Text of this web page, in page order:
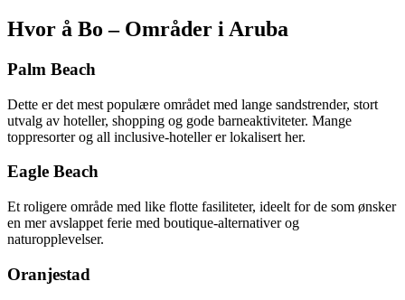
Hvor å Bo – Områder i Aruba
Palm Beach
Dette er det mest populære området med lange sandstrender, stort
utvalg av hoteller, shopping og gode barneaktiviteter. Mange
toppresorter og all inclusive-hoteller er lokalisert her.
Eagle Beach
Et roligere område med like flotte fasiliteter, ideelt for de som ønsker
en mer avslappet ferie med boutique-alternativer og
naturopplevelser.
Oranjestad